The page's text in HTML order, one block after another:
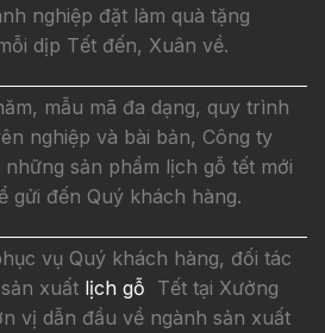
nghiệp đặt làm quà tặng
dịp Tết đến, Xuân về.
mẫu mã đa dạng, quy trình
nghiệp và bài bản, Công ty
sản phẩm lịch gỗ tết mới
gửi đến Quý khách hàng.
vụ Quý khách hàng, đối tác
xuất lịch gỗ Tết tại Xưởng
vị dẫn đầu về ngành sản xuất